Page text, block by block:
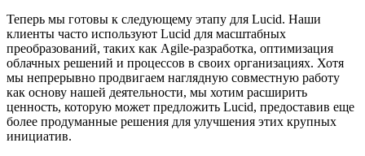
Теперь мы готовы к следующему этапу для Lucid. Наши
клиенты часто используют Lucid для масштабных
преобразований, таких как Agile-разработка, оптимизация
облачных решений и процессов в своих организациях. Хотя
мы непрерывно продвигаем наглядную совместную работу
как основу нашей деятельности, мы хотим расширить
ценность, которую может предложить Lucid, предоставив еще
более продуманные решения для улучшения этих крупных
инициатив.